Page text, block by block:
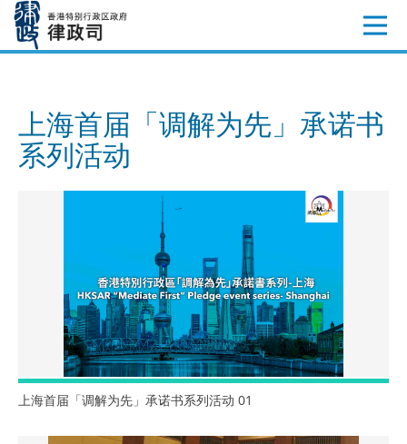
上海首届「调解为先」承诺书
系列活动
上海首届「调解为先」承诺书系列活动 01